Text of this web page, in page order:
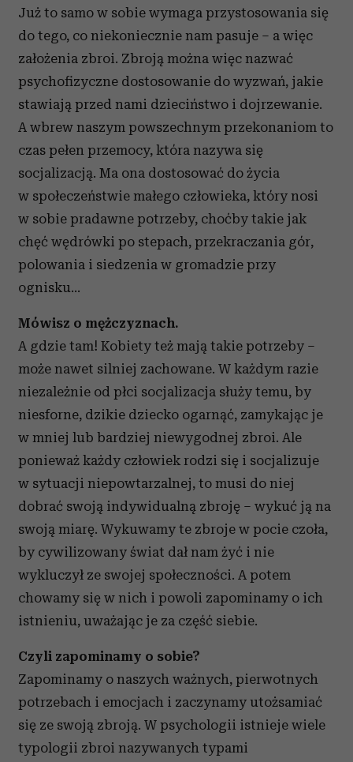
Już to samo w sobie wymaga przystosowania się
do tego, co niekoniecznie nam pasuje – a więc
założenia zbroi. Zbroją można więc nazwać
psychofizyczne dostosowanie do wyzwań, jakie
stawiają przed nami dzieciństwo i dojrzewanie.
A wbrew naszym powszechnym przekonaniom to
czas pełen przemocy, która nazywa się
socjalizacją. Ma ona dostosować do życia
w społeczeństwie małego człowieka, który nosi
w sobie pradawne potrzeby, choćby takie jak
chęć wędrówki po stepach, przekraczania gór,
polowania i siedzenia w gromadzie przy
ognisku…
Mówisz o mężczyznach.
A gdzie tam! Kobiety też mają takie potrzeby –
może nawet silniej zachowane. W każdym razie
niezależnie od płci socjalizacja służy temu, by
niesforne, dzikie dziecko ogarnąć, zamykając je
w mniej lub bardziej niewygodnej zbroi. Ale
ponieważ każdy człowiek rodzi się i socjalizuje
w sytuacji niepowtarzalnej, to musi do niej
dobrać swoją indywidualną zbroję – wykuć ją na
swoją miarę. Wykuwamy te zbroje w pocie czoła,
by cywilizowany świat dał nam żyć i nie
wykluczył ze swojej społeczności. A potem
chowamy się w nich i powoli zapominamy o ich
istnieniu, uważając je za część siebie.
Czyli zapominamy o sobie?
Zapominamy o naszych ważnych, pierwotnych
potrzebach i emocjach i zaczynamy utożsamiać
się ze swoją zbroją. W psychologii istnieje wiele
typologii zbroi nazywanych typami